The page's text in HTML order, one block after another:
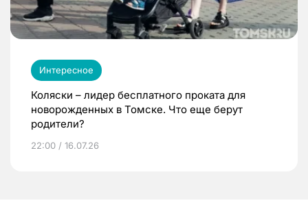
Интересное
Коляски – лидер бесплатного проката для
новорожденных в Томске. Что еще берут
родители?
22:00 / 16.07.26